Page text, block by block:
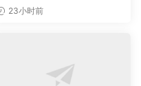
符都可以拥有自己的声
它可以将您的演奏转化为
验。
（7.5MB）
23小时前